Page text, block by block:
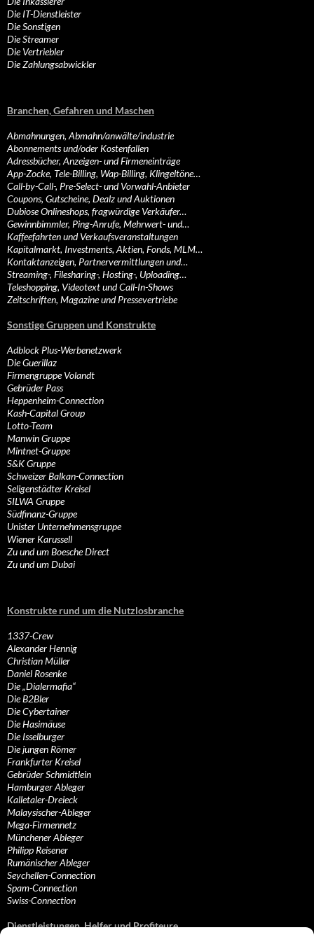
Die IT-Dienstleister
Die Sonstigen
Die Streamer
Die Vertriebler
Die Zahlungsabwickler
Branchen, Gefahren und Maschen
Abmahnungen, Abmahn/anwälte/industrie
Abonnements und/oder Kostenfallen
Adressbücher, Anzeigen- und Firmeneinträge
App-Zocke, Tele-Billing, Wap-Billing, Klingeltöne…
Call-by-Call-, Pre-Select- und Vorwahl-Anbieter
Coupons, Gutscheine, Dealz und Auktionen
Dubiose Onlineshops, fragwürdige Verkäufer…
Gewinnbimmler, Ping-Anrufe, Mehrwert- und…
Kaffeefahrten und Verkaufsveranstaltungen
Kapitalmarkt, Investments, Aktien, Fonds, MLM…
Kontaktanzeigen, Partnervermittlungen und…
Streaming-, Filesharing-, Hosting-, Uploading…
Teleshopping, Videotext und Call-In-Shows
Zeitschriften, Magazine und Pressevertriebe
Sonstige Gruppen und Konstrukte
Adblock Plus-Werbenetzwerk
Die Guerillaz
Firmengruppe Volandt
Gebrüder Pass
Heppenheim-Connection
Kash-Capital Group
Lotto-Team
Manwin Gruppe
Mintnet-Gruppe
S&K Gruppe
Schweizer Balkan-Connection
Seligenstädter Kreisel
SILWA Gruppe
Südfinanz-Gruppe
Unister Unternehmensgruppe
Wiener Karussell
Zu und um Boesche Direct
Zu und um Dubai
Konstrukte rund um die Nutzlosbranche
1337-Crew
Alexander Hennig
Christian Müller
Daniel Rosenke
Die „Dialermafia“
Die B2Bler
Die Cybertainer
Die Hasimäuse
Die Isselburger
Die jungen Römer
Frankfurter Kreisel
Gebrüder Schmidtlein
Hamburger Ableger
Kalletaler-Dreieck
Malaysischer-Ableger
Mega-Firmennetz
Münchener Ableger
Philipp Reisener
Rumänischer Ableger
Seychellen-Connection
Spam-Connection
Swiss-Connection
Dienstleistungen, Helfer und Profiteure